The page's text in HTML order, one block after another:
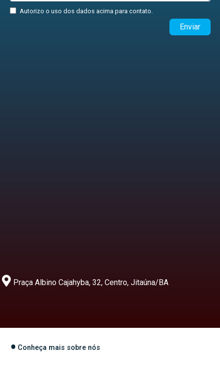
Autorizo o uso dos dados acima para contato.
Enviar
Praça Albino Cajahyba, 32, Centro, Jitaúna/BA
Conheça mais sobre nós